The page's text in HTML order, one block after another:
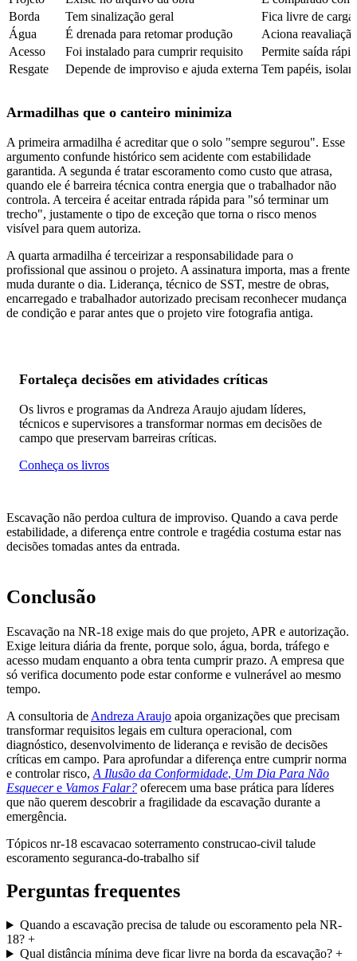
Borda
Tem sinalização geral
Fica livre de
Água
É drenada para retomar produção
Aciona
Acesso
Foi instalado para cumprir requisito
Permite saída
Resgate
Depende de improviso e ajuda externa Tem papéis,
Armadilhas que o canteiro minimiza
A primeira armadilha é acreditar que o solo "sempre segurou". Esse
argumento confunde histórico sem acidente com estabilidade
garantida. A segunda é tratar escoramento como custo que atrasa,
quando ele é barreira técnica contra energia que o trabalhador não
controla. A terceira é aceitar entrada rápida para "só terminar um
trecho", justamente o tipo de exceção que torna o risco menos
visível para quem autoriza.
A quarta armadilha é terceirizar a responsabilidade para o
profissional que assinou o projeto. A assinatura importa, mas a frente
muda durante o dia. Liderança, técnico de SST, mestre de obras,
encarregado e trabalhador autorizado precisam reconhecer mudança
de condição e parar antes que o projeto vire fotografia antiga.
Fortaleça decisões em atividades críticas
Os livros e programas da Andreza Araujo ajudam líderes,
técnicos e supervisores a transformar normas em decisões de
campo que preservam barreiras críticas.
Conheça os livros
Escavação não perdoa cultura de improviso. Quando a cava perde
estabilidade, a diferença entre controle e tragédia costuma estar nas
decisões tomadas antes da entrada.
Conclusão
Escavação na NR-18 exige mais do que projeto, APR e autorização.
Exige leitura diária da frente, porque solo, água, borda, tráfego e
acesso mudam enquanto a obra tenta cumprir prazo. A empresa que
só verifica documento pode estar conforme e vulnerável ao mesmo
tempo.
A consultoria de Andreza Araujo apoia organizações que precisam
transformar requisitos legais em cultura operacional, com
diagnóstico, desenvolvimento de liderança e revisão de decisões
críticas em campo. Para aprofundar a diferença entre cumprir norma
e controlar risco, A Ilusão da Conformidade, Um Dia Para Não
Esquecere Vamos Falar? oferecem uma base prática para líderes
que não querem descobrir a fragilidade da escavação durante a
emergência.
Tópicos nr-18 escavacao soterramento construcao-civil talude
escoramento seguranca-do-trabalho sif
Perguntas frequentes
Quando a escavação precisa de talude ou escoramento pela NR-
18? +
Qual distância mínima deve ficar livre na borda da escavação?+